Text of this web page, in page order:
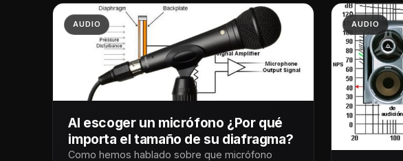
AUDIO
Al escoger un micrófono ¿Por qué
importa el tamaño de su diafragma?
Como hemos hablado sobre que micrófono
AUDIO